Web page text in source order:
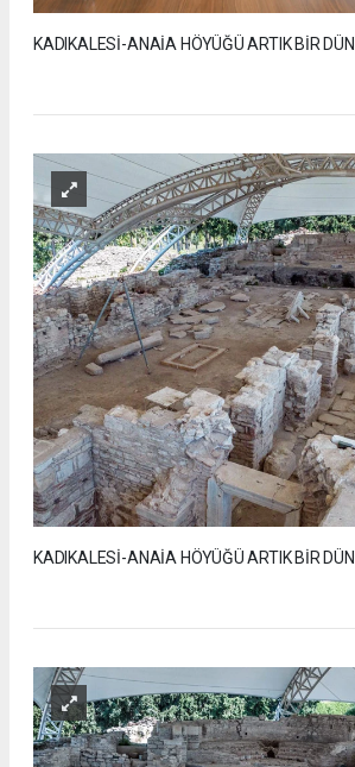
KADIKALESİ-ANAİA HÖYÜĞÜ ARTIK BİR
KADIKALESİ-ANAİA HÖYÜĞÜ ARTIK BİR